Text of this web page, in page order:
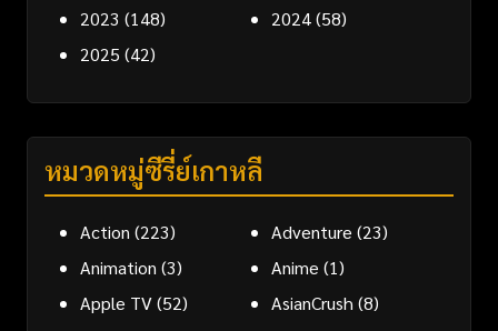
2023 (148) 2024(58)
2025 (42)
หมวดหมู่ซีรี่ย์เกาหลี
Action (223) Adventure (23)
Animation (3) Anime (1)
Apple TV(52) AsianCrush (8)